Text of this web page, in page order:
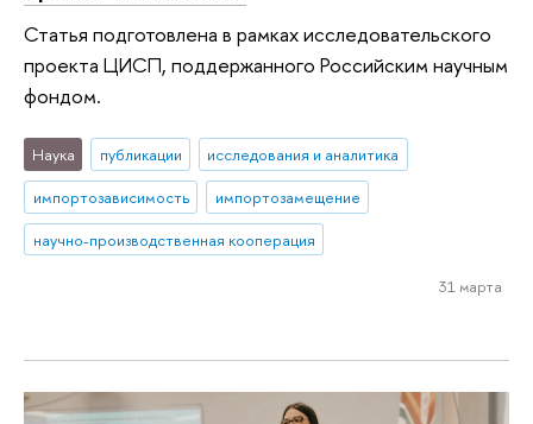
Статья подготовлена в рамках исследовательского
проекта ЦИСП, поддержанного Российским научным
фондом.
Наука публикации
исследования и аналитика
импортозависимость
импортозамещение
научно-производственная кооперация
31 марта